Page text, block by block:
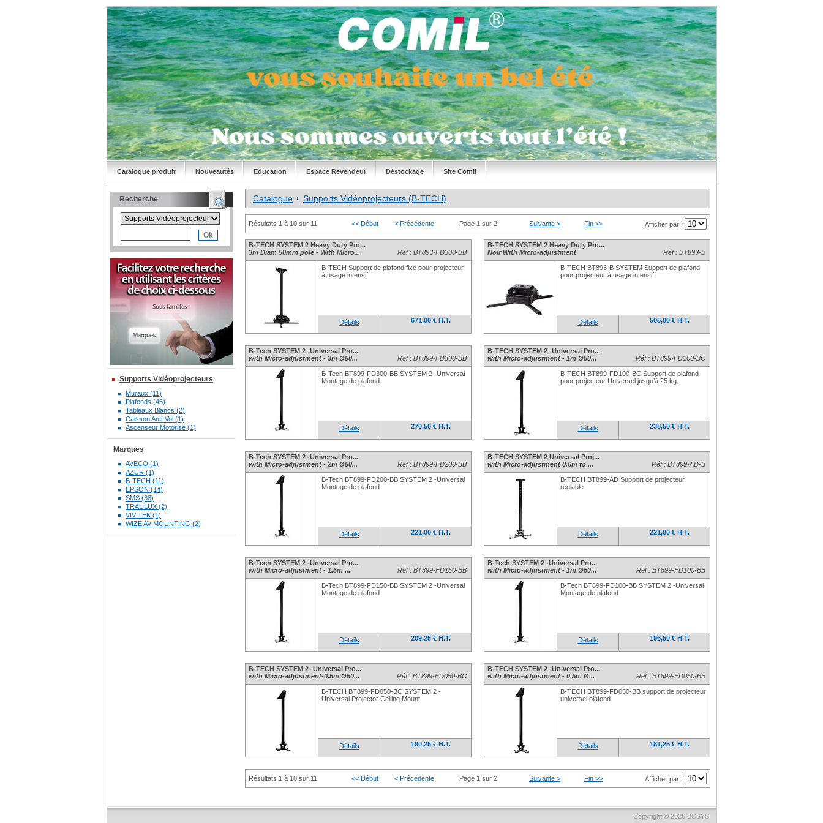
Catalogue produit Nouveautés Education Espace Revendeur Déstockage Site Comil
Recherche
Supports Vidéoprojecteurs
Muraux (11)
Plafonds (45)
Tableaux Blancs (2)
Caisson Anti-Vol (1)
Ascenseur Motorisé (1)
Marques
AVECO (1)
AZUR (1)
B-TECH (11)
EPSON (14)
SMS (38)
TRAULUX (2)
VIVITEK (1)
WIZE AV MOUNTING (2)
Catalogue Supports Vidéoprojecteurs (B-TECH)
Résultats 1 à 10 sur 11 << Début < Précédente Page 1 sur 2 Suivante > Fin >> Afficher par :
B-TECH SYSTEM 2 Heavy Duty Pro...
3m Diam 50mm pole - With Micro...
Réf : BT893-FD300-BB
B-TECH Support de plafond fixe pour projecteur
à usage intensif
Détails 671,00 € H.T.
B-TECH SYSTEM 2 Heavy Duty Pro...
Noir With Micro-adjustment
Réf : BT893-B
B-TECH BT893-B SYSTEM Support de plafond
pour projecteur à usage intensif
Détails 505,00 € H.T.
B-Tech SYSTEM 2 -Universal Pro...
with Micro-adjustment - 3m Ø50...
Réf : BT899-FD300-BB
B-Tech BT899-FD300-BB SYSTEM 2 -Universal
Montage de plafond
Détails 270,50 € H.T.
B-TECH SYSTEM 2 -Universal Pro...
with Micro-adjustment - 1m Ø50...
Réf : BT899-FD100-BC
B-TECH BT899-FD100-BC Support de plafond
pour projecteur Universel jusqu’à 25 kg.
Détails 238,50 € H.T.
B-Tech SYSTEM 2 -Universal Pro...
with Micro-adjustment - 2m Ø50...
Réf : BT899-FD200-BB
B-Tech BT899-FD200-BB SYSTEM 2 -Universal
Montage de plafond
Détails 221,00 € H.T.
B-TECH SYSTEM 2 Universal Proj...
with Micro-adjustment 0,6m to ...
Réf : BT899-AD-B
B-TECH BT899-AD Support de projecteur
réglable
Détails 221,00 € H.T.
B-Tech SYSTEM 2 -Universal Pro...
with Micro-adjustment - 1.5m ...
Réf : BT899-FD150-BB
B-Tech BT899-FD150-BB SYSTEM 2 -Universal
Montage de plafond
Détails 209,25 € H.T.
B-Tech SYSTEM 2 -Universal Pro...
with Micro-adjustment - 1m Ø50...
Réf : BT899-FD100-BB
B-Tech BT899-FD100-BB SYSTEM 2 -Universal
Montage de plafond
Détails 196,50 € H.T.
B-TECH SYSTEM 2 -Universal Pro...
with Micro-adjustment-0.5m Ø50...
Réf : BT899-FD050-BC
B-TECH BT899-FD050-BC SYSTEM 2 -
Universal Projector Ceiling Mount
Détails 190,25 € H.T.
B-TECH SYSTEM 2 -Universal Pro...
with Micro-adjustment - 0.5m Ø...
Réf : BT899-FD050-BB
B-TECH BT899-FD050-BB support de projecteur
universel plafond
Détails 181,25 € H.T.
Résultats 1 à 10 sur 11 << Début < Précédente Page 1 sur 2 Suivante > Fin >> Afficher par :
Copyright © 2026 BCSYS